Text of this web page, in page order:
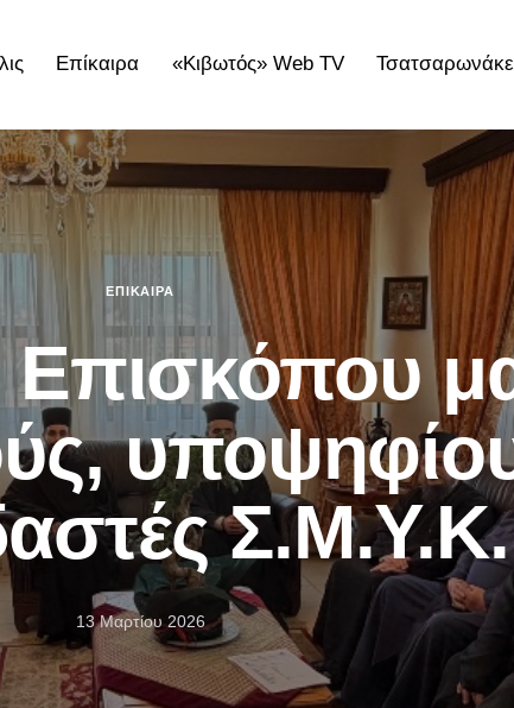
Επίκαιρα «Κιβωτός» Web TV
«Κιβωτός» Web TV Τσατσαρωνάκειο
ΕΠΊΚΑΙΡΑ
Σ.Μ.Υ.Κ.
13 Μαρτίου 2026